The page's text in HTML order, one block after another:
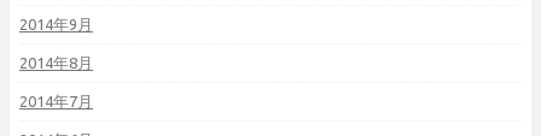
2014年9月
2014年8月
2014年7月